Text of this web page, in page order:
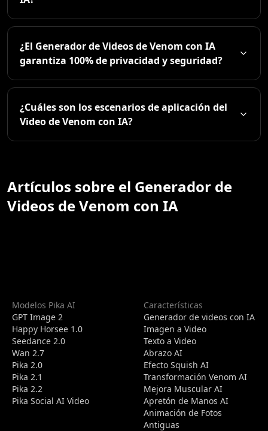
¿El Generador de Videos de Venom con IA
garantiza 100% de privacidad y seguridad?
¿Cuáles son los escenarios de aplicación del
Video de Venom con IA?
Artículos sobre el Generador de
Videos de Venom con IA
Modelos Pika AI
GPT Image 2
Happy Horsee 1.0
Seedance 2.0
Wan 2.7
Pika 2.0
Pika 2.1
Pika 2.2
Pika Social AI Video
Características
Generador de videos con IA
Imagen a Video
Texto a Video
Abrazo AI
Efecto Squish AI
Transformación Venom AI
Mejora Muscular AI
Apretón de Manos AI
Animación de Fotos
Antiguas